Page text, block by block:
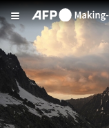
Aller au contenu principal